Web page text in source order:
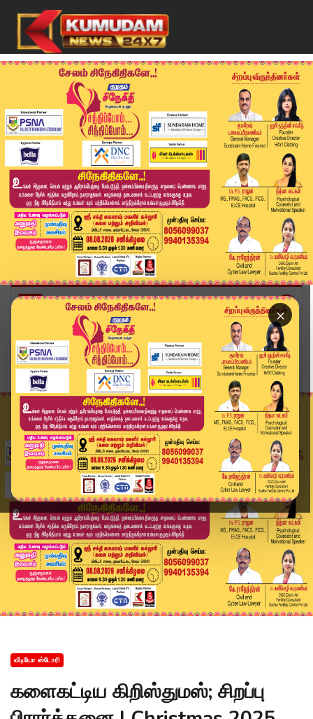
×
Home
வீடியோ ஸ்டோரி
களைகட்டிய கிறிஸ்துமஸ்; சிறப்பு பிரார்த்தனை | Ch...
வீடியோ ஸ்டோரி
களைகட்டிய கிறிஸ்துமஸ்; சிறப்பு